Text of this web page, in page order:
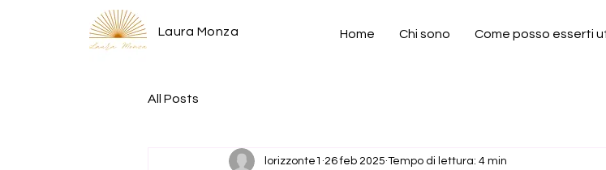
Laura Monza Home Chi sono Come posso esserti
All Posts
lorizzonte1 26 feb 2025 Tempo di lettura: 4 min